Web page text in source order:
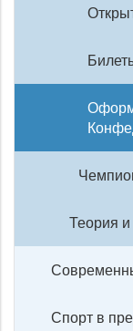
Теория
Спорт в